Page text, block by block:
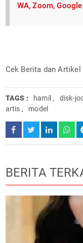
WA, Zoom,
Cek Berita dan Artikel
TAGS : hamil, disk-
artis , model
BERITA